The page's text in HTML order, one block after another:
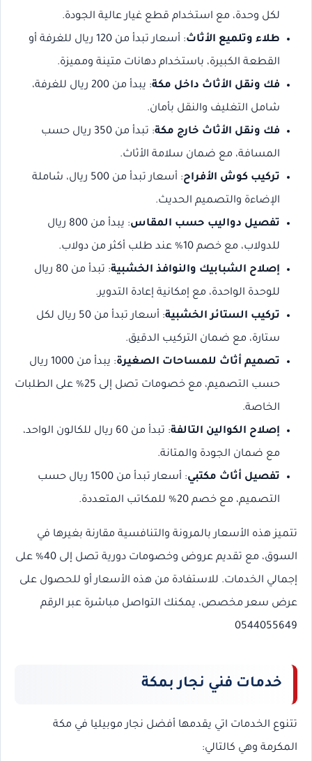
لكل وحدة، مع استخدام قطع غيار عالية الجودة.
طلاء وتلميع الأثاث
: أسعار تبدأ من 120 ريال للغرفة أو
القطعة الكبيرة، باستخدام دهانات متينة ومميزة.
فك ونقل الأثاث داخل مكة
: يبدأ من 200 ريال للغرفة،
شامل التغليف والنقل بأمان.
فك ونقل الأثاث خارج مكة
: تبدأ من 350 ريال حسب
المسافة، مع ضمان سلامة الأثاث.
تركيب كوش الأفراح
: أسعار تبدأ من 500 ريال، شاملة
الإضاءة والتصميم الحديث.
تفصيل دواليب حسب المقاس
: يبدأ من 800 ريال
للدولاب، مع خصم 10% عند طلب أكثر من دولاب.
إصلاح الشبابيك والنوافذ الخشبية
: تبدأ من 80 ريال
للوحدة الواحدة، مع إمكانية إعادة التدوير.
تركيب الستائر الخشبية
: أسعار تبدأ من 50 ريال لكل
ستارة، مع ضمان التركيب الدقيق.
تصميم أثاث للمساحات الصغيرة
: يبدأ من 1000 ريال
حسب التصميم، مع خصومات تصل إلى 25% على الطلبات
الخاصة.
إصلاح الكوالين التالفة
: تبدأ من 60 ريال للكالون الواحد،
مع ضمان الجودة والمتانة.
تفصيل أثاث مكتبي
: أسعار تبدأ من 1500 ريال حسب
التصميم، مع خصم 20% للمكاتب المتعددة.
تتميز هذه الأسعار بالمرونة والتنافسية مقارنة بغيرها في
السوق، مع تقديم عروض وخصومات دورية تصل إلى 40% على
إجمالي الخدمات. للاستفادة من هذه الأسعار أو للحصول على
عرض سعر مخصص، يمكنك التواصل مباشرة عبر الرقم
0544055649
خدمات فني نجار بمكة
تتنوع الخدمات اتي يقدمها أفضل نجار موبيليا في مكة
المكرمة وهي كالتالي: